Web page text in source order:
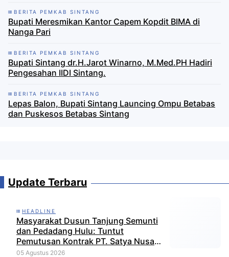
BERITA PEMKAB SINTANG
Bupati Meresmikan Kantor Capem Kopdit BIMA di
Nanga Pari
BERITA PEMKAB SINTANG
Bupati Sintang dr.H.Jarot Winarno, M.Med.PH Hadiri
Pengesahan IIDI Sintang.
BERITA PEMKAB SINTANG
Lepas Balon, Bupati Sintang Launcing Ompu Betabas
dan Puskesos Betabas Sintang
Update Terbaru
HEADLINE
Masyarakat Dusun Tanjung Semunti
dan Pedadang Hulu: Tuntut
Pemutusan Kontrak PT. Satya Nusa
Indah Perkasa
05 Agustus 2026